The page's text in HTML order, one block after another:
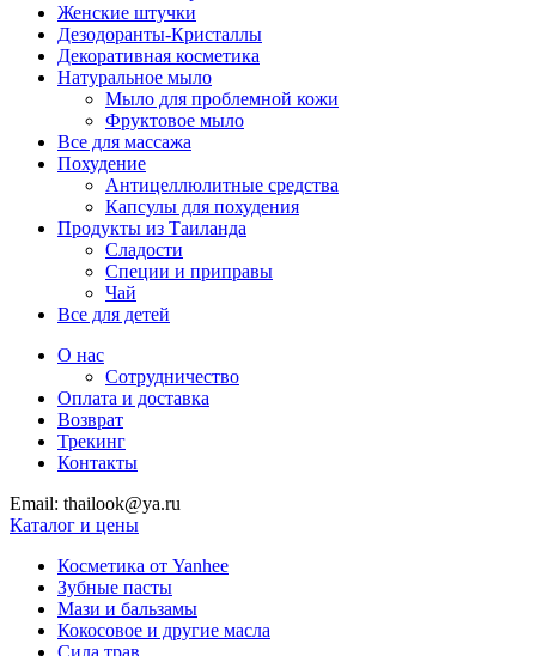
Женские штучки
Дезодоранты-Кристаллы
Декоративная косметика
Натуральное мыло
Мыло для проблемной кожи
Фруктовое мыло
Все для массажа
Похудение
Антицеллюлитные средства
Капсулы для похудения
Продукты из Таиланда
Сладости
Специи и приправы
Чай
Все для детей
О нас
Сотрудничество
Оплата и доставка
Возврат
Трекинг
Контакты
Email: thailook@ya.ru
Каталог и цены
Косметика от Yanhee
Зубные пасты
Мази и бальзамы
Кокосовое и другие масла
Сила трав